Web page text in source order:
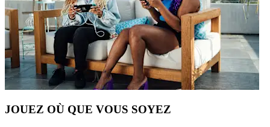
JOUEZ OÙ QUE VOUS SOYEZ